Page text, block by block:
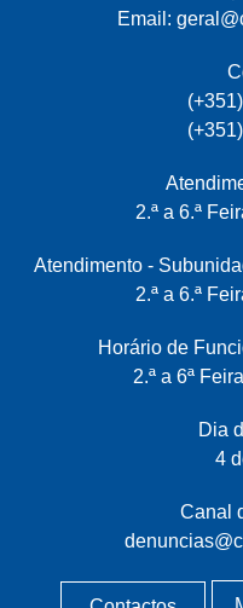
Email:
2.ª a 6.ª
Atendimento -
2.ª a 6.ª
Horário de
2.ª a 6ª
Dia
4
Canal